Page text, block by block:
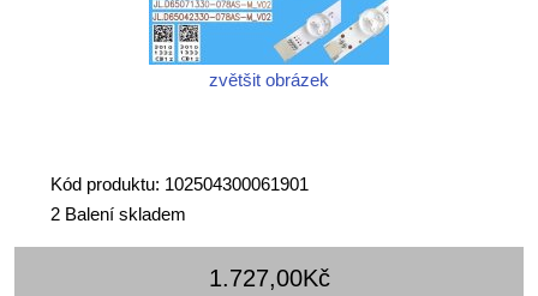
zvětšit obrázek
Kód produktu: 102504300061901
2 Balení skladem
1.727,00Kč